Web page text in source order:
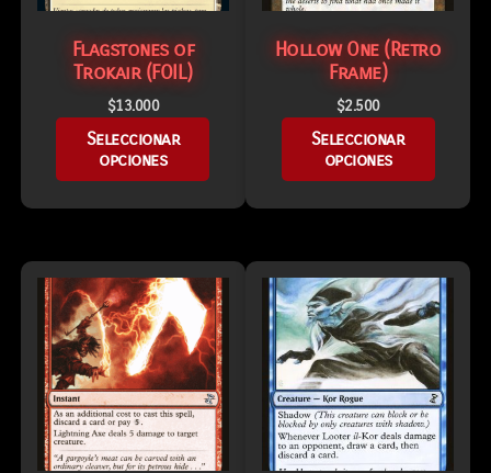
Flagstones of
Trokair (FOIL)
$13.000
Seleccionar
opciones
Hollow One (Retro
Frame)
$2.500
Seleccionar
opciones